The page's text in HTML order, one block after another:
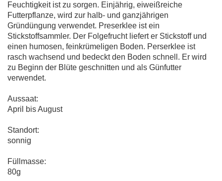
Feuchtigkeit ist zu sorgen. Einjährig, eiweißreiche
Futterpflanze, wird zur halb- und ganzjährigen
Gründüngung verwendet. Preserklee ist ein
Stickstoffsammler. Der Folgefrucht liefert er Stickstoff und
einen humosen, feinkrümeligen Boden. Perserklee ist
rasch wachsend und bedeckt den Boden schnell. Er wird
zu Beginn der Blüte geschnitten und als Günfutter
verwendet.
Aussaat:
April bis August
Standort:
sonnig
Füllmasse:
80g